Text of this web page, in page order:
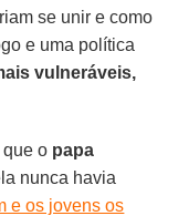
se unir e como
e uma política
vulneráveis,
que o papa
nunca havia
e os jovens os